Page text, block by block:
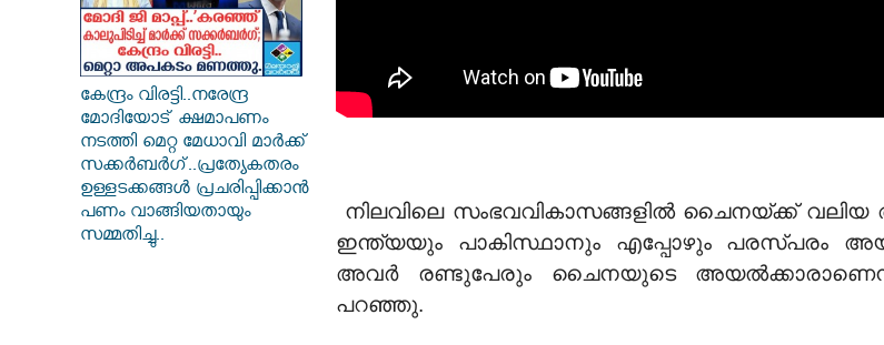
കേന്ദ്രം വിരട്ടി..നരേന്ദ്ര
മോദിയോട് ക്ഷമാപണം
നടത്തി മെറ്റ മേധാവി മാർക്ക്
സക്കർബർ​ഗ്..പ്രത്യേകതരം
ഉള്ളടക്കങ്ങൾ പ്രചരിപ്പിക്കാൻ
പണം വാങ്ങിയതായും
സമ്മതിച്ചു..
നിലവിലെ സംഭവവികാസങ്ങളിൽ ചൈനയ്‌ക്ക്
ഇന്ത്യയും പാകിസ്ഥാനും എപ്പോഴും പരസ്പരം
അവർ രണ്ടുപേരും ചൈനയുടെ
പറഞ്ഞു.